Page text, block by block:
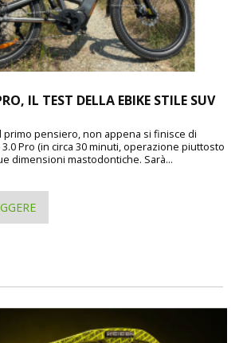
IL TEST DELLA EBIKE STILE SUV
primo pensiero, non appena si finisce di
3.0 Pro (in circa 30 minuti, operazione piuttosto
dimensioni mastodontiche. Sarà...